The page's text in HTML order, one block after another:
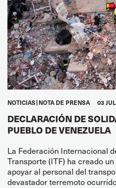
NOTICIAS NOTA DE PRENSA 03
DECLARACIÓN DE
PUEBLO DE VENEZUELA
La Federación Internacional
Transporte (ITF) ha creado
apoyar al personal del
devastador terremoto